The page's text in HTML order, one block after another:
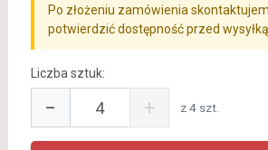
Po złożeniu zamówienia
potwierdzić dostępność przed wysyłką.
Liczba sztuk:
− + z 4 szt.